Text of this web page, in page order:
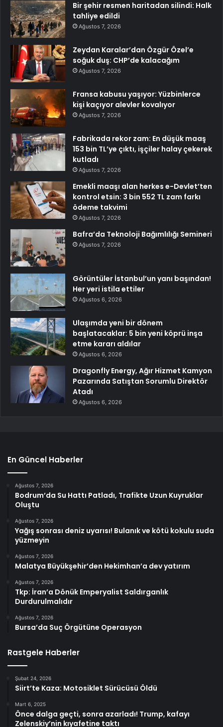
Bir şehir resmen haritadan silindi: Halk
tahliye edildi
Ağustos 7, 2026
Zeydan Karalar’dan Özgür Özel’e
soğuk duş: CHP’de kalacağım
Ağustos 7, 2026
Fransa kabusu yaşıyor: Yüzbinlerce
kişi kaçıyor alevler kovalıyor
Ağustos 7, 2026
Fabrikada rekor zam: En düşük maaş
153 bin TL’ye çıktı, işçiler halay çekerek
kutladı
Ağustos 7, 2026
Emekli maaşı alan herkes e-Devlet’ten
kontrol etsin: 3 bin 552 TL zam farkı
ödeme takvimi
Ağustos 7, 2026
Bafra’da Teknoloji Bağımlılığı Semineri
Ağustos 7, 2026
Görüntüler İstanbul’un yanı başından!
Her yeri istila ettiler
Ağustos 6, 2026
Ulaşımda yeni bir dönem
başlatacaklar: 5 bin yeni köprü inşa
etme kararı aldılar
Ağustos 6, 2026
Dragonfly Energy, Ağır Hizmet Kamyon
Pazarında Satıştan Sorumlu Direktör
Atadı
Ağustos 6, 2026
En Güncel Haberler
Ağustos 7, 2026
Bodrum’da Su Hattı Patladı, Trafikte Uzun Kuyruklar
Oluştu
Ağustos 7, 2026
Yağış sonrası deniz uyarısı! Bulanık ve kötü kokulu suda
yüzmeyin
Ağustos 7, 2026
Malatya Büyükşehir’den Hekimhan’a dev yatırım
Ağustos 7, 2026
Tkp: İran’a Dönük Emperyalist Saldırganlık
Durdurulmalıdır
Ağustos 7, 2026
Bursa’da Suç Örgütüne Operasyon
Rastgele Haberler
Şubat 24, 2026
Siirt’te Kaza: Motosiklet Sürücüsü Öldü
Mart 6, 2025
Önce dalga geçti, sonra azarladı! Trump, kafayı
Zelenskiy’nin kıyafetine taktı